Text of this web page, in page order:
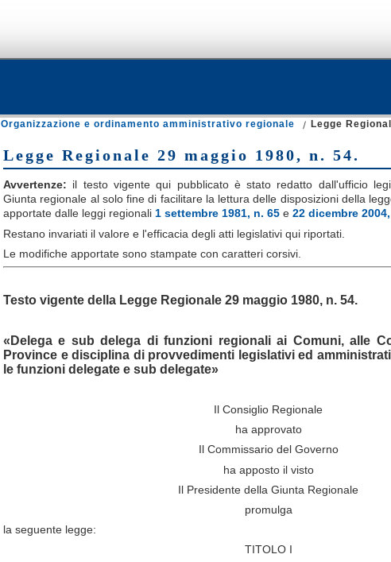
Organizzazione e ordinamento amministrativo regionale Legge
Legge Regionale 29 maggio 1980, n. 54.
Avvertenze: il testo vigente qui pubblicato è stato redatto dall'ufficio
Giunta regionale al solo fine di facilitare la lettura delle disposizioni della
apportate dalle leggi regionali 1 settembre 1981, n. 65 e 22 dicembre
Restano invariati il valore e l'efficacia degli atti legislativi qui riportati.
Le modifiche apportate sono stampate con caratteri corsivi.
Testo vigente della Legge Regionale 29 maggio 1980, n. 54.
«Delega e sub delega di funzioni regionali ai Comuni, alle
Province e disciplina di provvedimenti legislativi ed
le funzioni delegate e sub delegate»
Il Consiglio Regionale
ha approvato
Il Commissario del Governo
ha apposto il visto
Il Presidente della Giunta Regionale
promulga
la seguente legge:
TITOLO I